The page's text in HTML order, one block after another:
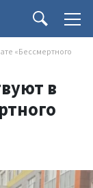
«Бессмертного
в